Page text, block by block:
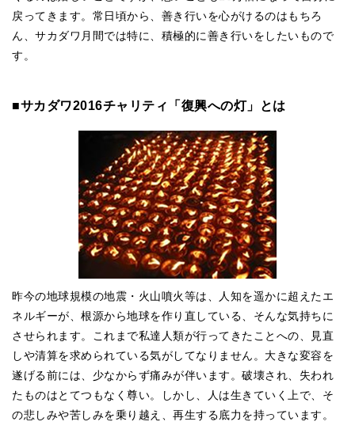
戻ってきます。常日頃から、善き行いを心がけるのはもちろ
ん、サカダワ月間では特に、積極的に善き行いをしたいもので
す。
■サカダワ2016チャリティ「復興への灯」とは
昨今の地球規模の地震・火山噴火等は、人知を遥かに超えたエ
ネルギーが、根源から地球を作り直している、そんな気持ちに
させられます。これまで私達人類が行ってきたことへの、見直
しや清算を求められている気がしてなりません。大きな変容を
遂げる前には、少なからず痛みが伴います。破壊され、失われ
たものはとてつもなく尊い。しかし、人は生きていく上で、そ
の悲しみや苦しみを乗り越え、再生する底力を持っています。